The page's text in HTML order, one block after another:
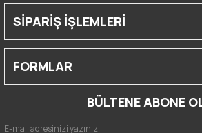
SİPARİŞ İŞLEMLERİ
FORMLAR
BÜLTENE ABONE